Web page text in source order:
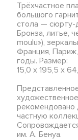
Трёхчастное
большого
стола — сюрту-
Бронза, литье,
moulu»),
Франция,
годы. Размер:
15,0 х 195,5 х
рекомендовано
частную
им. А. Бенуа.